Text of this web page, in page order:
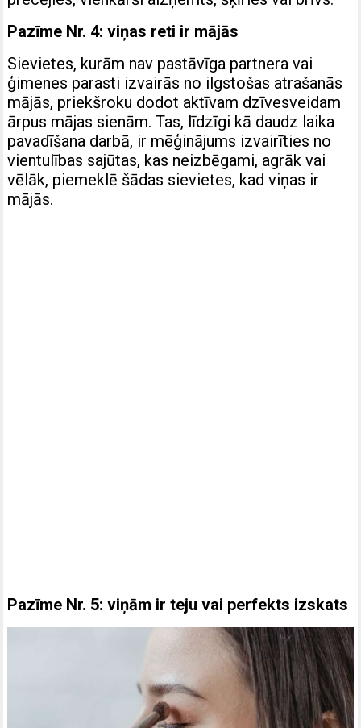
Pazīme Nr. 4: viņas reti ir mājās
Sievietes, kurām nav pastāvīga partnera vai
ģimenes parasti izvairās no ilgstošas atrašanās
mājās, priekšroku dodot aktīvam dzīvesveidam
ārpus mājas sienām. Tas, līdzīgi kā daudz laika
pavadīšana darbā, ir mēģinājums izvairīties no
vientulības sajūtas, kas neizbēgami, agrāk vai
vēlāk, piemeklē šādas sievietes, kad viņas ir
mājās.
Pazīme Nr. 5: viņām ir teju vai perfekts izskats